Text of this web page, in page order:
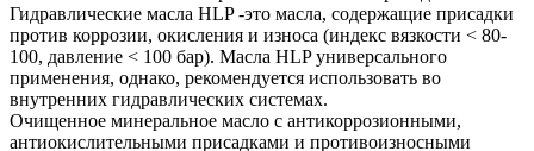
Гидравлические масла HLP -это масла, содержащие присадки
против коррозии, окисления и износа (индекс вязкости < 80-
100, давление < 100 бар). Масла HLP универсального
применения, однако, рекомендуется использовать во
внутренних гидравлических системах.
Очищенное минеральное масло с антикоррозионными,
антиокислительными присадками и противоизносными